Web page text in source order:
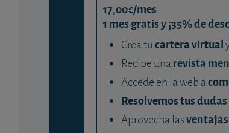
17,00€/mes
1 mes gratis y ¡35% de
Crea tucartera virtual
Recibe unarevista
Accede en la web a
Resolvemos tus dudas
Aprovecha las